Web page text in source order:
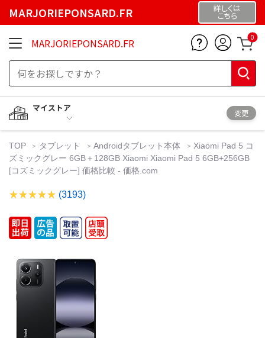
MARJORIEPONSARD.FR 詳しくは
こちら
MARJORIEPONSARD.FR 0
マイストア
変更
TOP タブレット Androidタブレット本体
Xiaomi Pad 5 コ
ズミックグレー 6GB＋128GB Xiaomi Xiaomi Pad 5 6GB+256GB
[コズミックグレー] 価格比較 - 価格.com
(3193)